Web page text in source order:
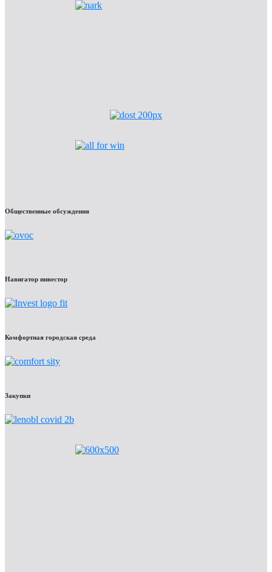
Общественные обсуждения
Навигатор инвестор
Комфортная городская среда
Закупки